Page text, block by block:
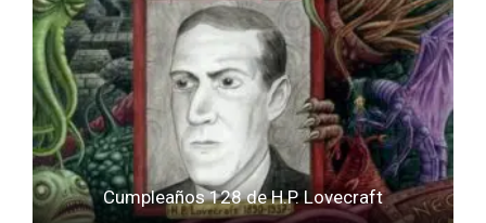
Cumpleaños 128 de H.P. Lovecraft